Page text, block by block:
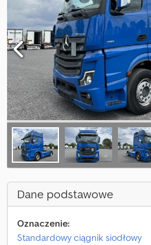
Dane podstawowe
Oznaczenie:
Standardowy ciągnik siodłowy